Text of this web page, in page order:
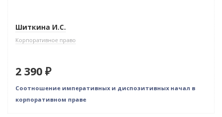
Шиткина И.С.
Корпоративное право
2 390 ₽
Соотношение императивных и диспозитивных начал в
корпоративном праве